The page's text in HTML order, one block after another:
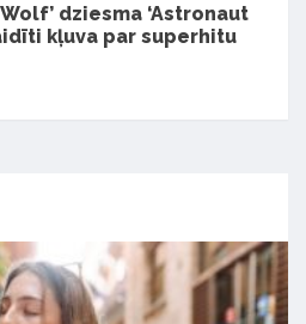
dziesma ‘Astronaut
kļuva par superhitu